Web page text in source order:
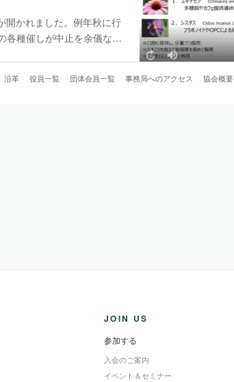
沿革 役員一覧 団体会員一覧 事務局へのアクセス 協会概要
開かれました。例年秋に行
各種催しが中止を余儀なく
JOIN US
参加する
入会のご案内
イベント＆セミナー